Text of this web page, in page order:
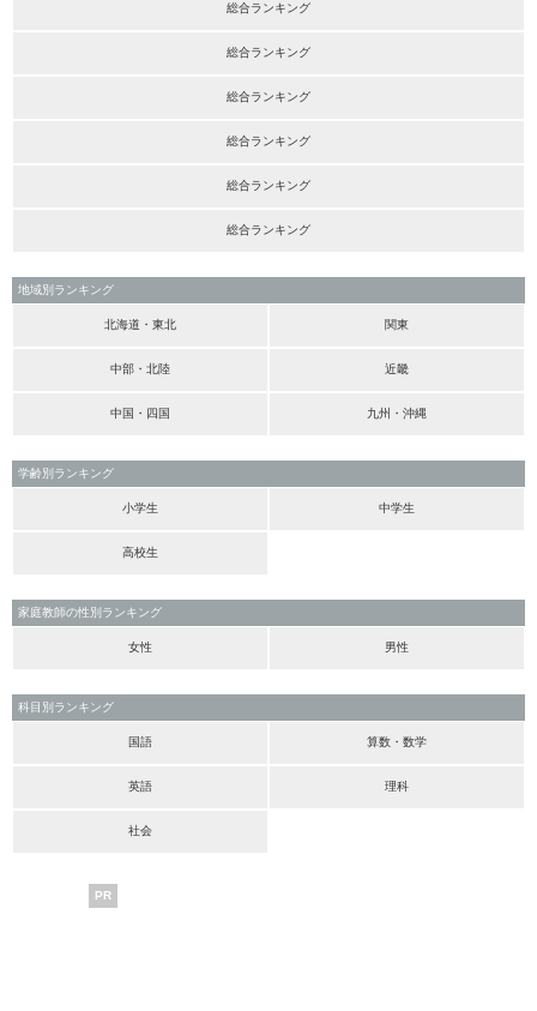
総合ランキング
総合ランキング
総合ランキング
総合ランキング
総合ランキング
総合ランキング
地域別ランキング
北海道・東北 関東
中部・北陸 近畿
中国・四国 九州・沖縄
学齢別ランキング
小学生 中学生
高校生
家庭教師の性別ランキング
女性 男性
科目別ランキング
国語 算数・数学
英語 理科
社会
PR